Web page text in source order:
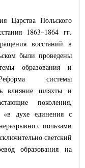
Царства Польского
1863–1864 гг.
восстаний в
были проведены
образования и
Реформа системы
влияние шляхты и
поколения,
«в духе единения с
с пользами
светский
образования на